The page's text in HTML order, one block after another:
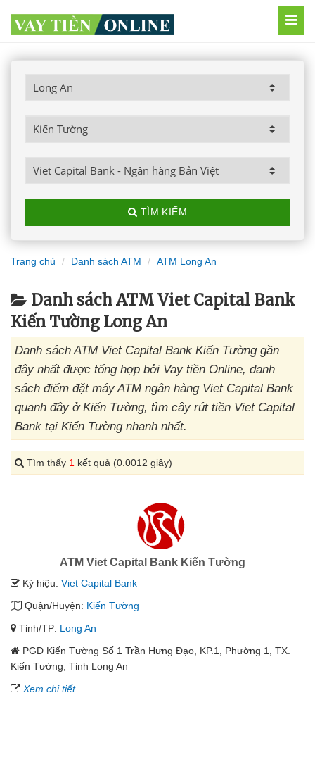
TÌM KIẾM
Trang chủ Danh sách ATM ATM Long An
Danh sách ATM Viet Capital Bank
Kiến Tường Long An
Danh sách ATM Viet Capital Bank Kiến Tường gần
đây nhất được tổng hợp bởi Vay tiền Online, danh
sách điểm đặt máy ATM ngân hàng Viet Capital Bank
quanh đây ở Kiến Tường, tìm cây rút tiền Viet Capital
Bank tại Kiến Tường nhanh nhất.
Tìm thấy 1 kết quả (0.0012 giây)
ATM Viet Capital Bank Kiến Tường
Ký hiệu: Viet Capital Bank
Quận/Huyện: Kiến Tường
Tỉnh/TP: Long An
PGD Kiến Tường Số 1 Trần Hưng Đạo, KP.1, Phường 1, TX.
Kiến Tường, Tỉnh Long An
Xem chi tiết